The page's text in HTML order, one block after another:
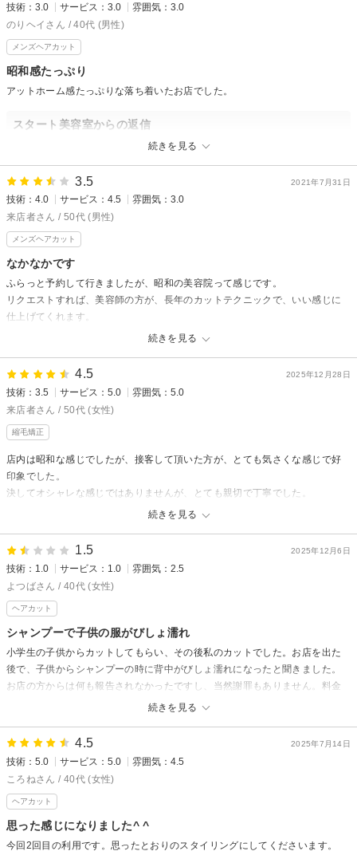
技術：3.0 サービス：3.0
雰囲気：3.0
のりヘイさん / 40代 (男性)
メンズヘアカット
昭和感たっぷり
続きを見る
アットホーム感たっぷりな落ち着いたお店でした。
スタート美容室からの返信
御来店ありがとうございました、創業が1950年昭和25年です、時間のご都
2021年7月31日
3.5
技術：4.0 サービス：4.5
雰囲気：3.0
来店者さん / 50代 (男性)
メンズヘアカット
なかなかです
続きを見る
ふらっと予約して行きましたが、昭和の美容院って感じです。
リクエストすれば、美容師の方が、長年のカットテクニックで、いい感じに
仕上げてくれます。
シャンプーも久しぶりにスッキリしました。
スタート美容室からの返信
ご来店ありがとうございました。創業年度は1950年昭和25年ですが現在は
2代目で東京より都城にＵターンして引継ぎ20年になります、一人一人を
願いします。
2025年12月28日
4.5
技術：3.5 サービス：5.0
雰囲気：5.0
来店者さん / 50代 (女性)
縮毛矯正
続きを見る
店内は昭和な感じでしたが、接客して頂いた方が、とても気さくな感じで好
印象でした。
決してオシャレな感じではありませんが、とても親切で丁寧でした。
色んな話題を気さくに話せる肩の凝らないリラックスの空間作りを大切に
おります
2025年12月6日
1.5
技術：1.0 サービス：1.0
雰囲気：2.5
よつばさん / 40代 (女性)
ヘアカット
シャンプーで子供の服がびしょ濡れ
続きを見る
小学生の子供からカットしてもらい、その後私のカットでした。お店を出た
後で、子供からシャンプーの時に背中がびしょ濡れになったと聞きました。
お店の方からは何も報告されなかったですし、当然謝罪もありません。料金
も通常料金を支払いました。薄いガーゼが挟んであったので、濡れたことに
は省いて欲しかったです。私のカット中、ずっと濡れて気持ち悪いままです
でいるわけにいかず、帰宅しました。今までシャンプーで洋服が濡れるとい
う経験がない為、驚きましたが、その件について何も言われなかったことに
もさらに驚きました。子供向けのカットメニューがありますが、待ち時間に
読ませる子供向けの本などはありません。自分がカットの間はすることがな
2025年7月14日
4.5
技術：5.0 サービス：5.0
雰囲気：4.5
ころねさん / 40代 (女性)
ヘアカット
思った感じになりました^ ^
今回2回目の利用です。思ったとおりのスタイリングにしてくださいます。